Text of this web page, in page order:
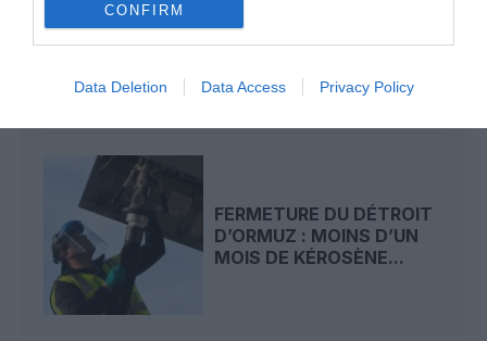
CONFIRM
Data Deletion Data Access Privacy Policy
ÉTATS-UNIS DOMINENT,
LA FRANCE 9E ET...
FERMETURE DU DÉTROIT
D’ORMUZ : MOINS D’UN
MOIS DE KÉROSÈNE...